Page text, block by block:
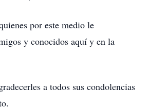
por este medio le
y conocidos aquí y en la
a todos sus condolencias